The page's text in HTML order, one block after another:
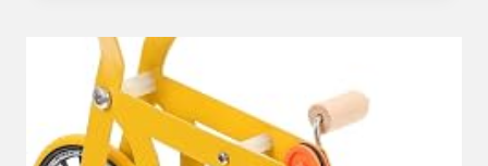
VOGEL
FUTTERSUCHPUZZLE
HOLZ,
INTERAKTIVES